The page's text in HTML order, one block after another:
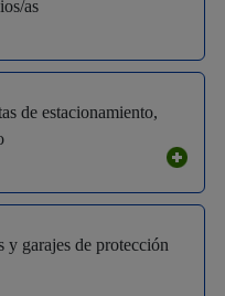
as
de estacionamiento,
garajes de protección